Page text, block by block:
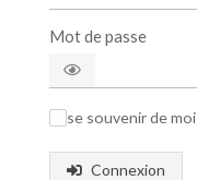
Mot de passe
se souvenir de moi
Connexion